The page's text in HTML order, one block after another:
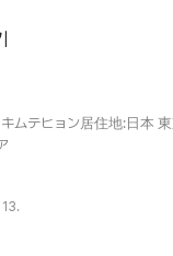
ムテヒョン居住地:日本